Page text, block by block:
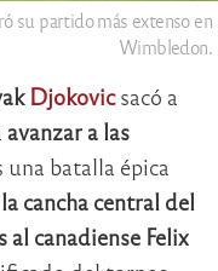
su partido más extenso en
Wimbledon.
Djokovicsacó a
avanzar a las
una batalla épica
cancha central del
al canadiense Felix